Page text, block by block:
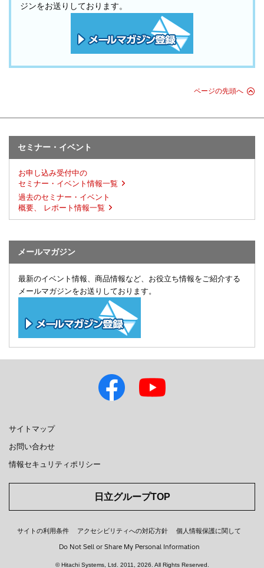
ジンをお送りしております。
ページの先頭へ
セミナー・イベント
お申し込み受付中の
セミナー・イベント情報一覧
過去のセミナー・イベント
概要、 レポート情報一覧
メールマガジン
最新のイベント情報、商品情報など、お役立ち情報をご紹介する
メールマガジンをお送りしております。
サイトマップ
お問い合わせ
情報セキュリティポリシー
日立グループTOP
サイトの利用条件 アクセシビリティへの対応方針 個人情報保護に関して
Do Not Sell or Share My Personal Information
© Hitachi Systems, Ltd. 2011, 2026. All Rights Reserved.